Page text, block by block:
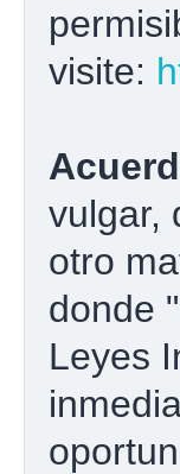
visite:
vulgar,
otro
donde
Leyes